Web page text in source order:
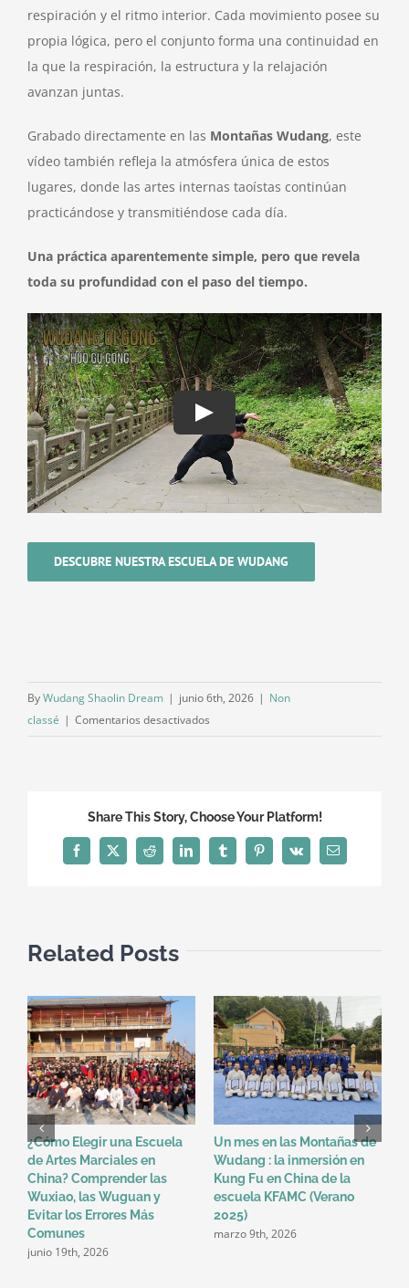
respiración y el ritmo interior. Cada movimiento posee su
propia lógica, pero el conjunto forma una continuidad en
la que la respiración, la estructura y la relajación
avanzan juntas.
Grabado directamente en las Montañas Wudang, este
vídeo también refleja la atmósfera única de estos
lugares, donde las artes internas taoístas continúan
practicándose y transmitiéndose cada día.
Una práctica aparentemente simple, pero que revela
toda su profundidad con el paso del tiempo.
DESCUBRE NUESTRA ESCUELA DE WUDANG
ByWudang Shaolin Dream | junio 6th, 2026 | Non
classé | Comentarios desactivados
当
Qi
Gong
Taoísta
de
Montañas
Wudang
Share This Story, Choose Your Platform!
Facebook
X Reddit LinkedInTumblrPinterest
Vk Email
Related Posts
¿Cómo Elegir una Escuela
de Artes Marciales en
China? Comprender las
Wuxiao, las Wuguan y
Evitar los Errores Más
Comunes
junio 19th, 2026
Un mes en las Montañas de
Wudang : la inmersión en
Kung Fu en China de la
escuela KFAMC (Verano
2025)
marzo 9th, 2026